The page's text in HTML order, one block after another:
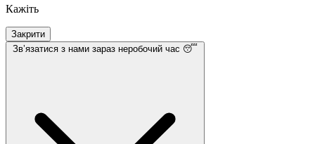
Кажіть
Закрити
Звʼязатися з нами зараз неробочий час 😴